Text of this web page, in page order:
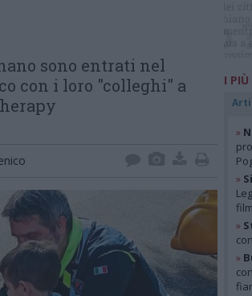
sono entrati nel
con i loro "colleghi" a
I
»
»
»
»